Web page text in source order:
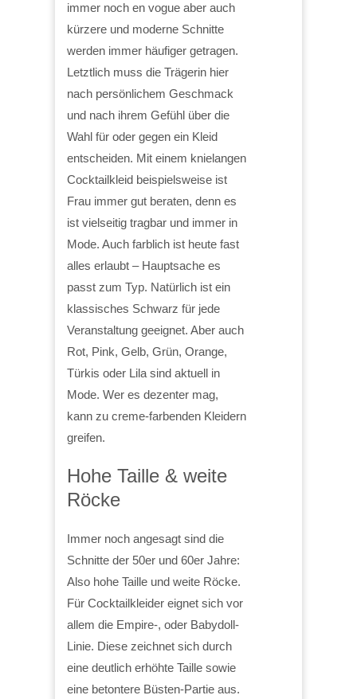
immer noch en vogue aber auch
kürzere und moderne Schnitte
werden immer häufiger getragen.
Letztlich muss die Trägerin hier
nach persönlichem Geschmack
und nach ihrem Gefühl über die
Wahl für oder gegen ein Kleid
entscheiden. Mit einem knielangen
Cocktailkleid beispielsweise ist
Frau immer gut beraten, denn es
ist vielseitig tragbar und immer in
Mode. Auch farblich ist heute fast
alles erlaubt – Hauptsache es
passt zum Typ. Natürlich ist ein
klassisches Schwarz für jede
Veranstaltung geeignet. Aber auch
Rot, Pink, Gelb, Grün, Orange,
Türkis oder Lila sind aktuell in
Mode. Wer es dezenter mag,
kann zu creme-farbenden Kleidern
greifen.
Hohe Taille & weite
Röcke
Immer noch angesagt sind die
Schnitte der 50er und 60er Jahre:
Also hohe Taille und weite Röcke.
Für Cocktailkleider eignet sich vor
allem die Empire-, oder Babydoll-
Linie. Diese zeichnet sich durch
eine deutlich erhöhte Taille sowie
eine betontere Büsten-Partie aus.